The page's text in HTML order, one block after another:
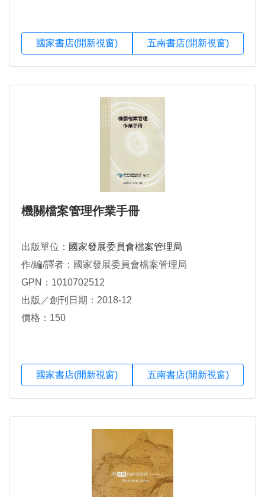
國家書店(開新視窗) 五南書店(開新視窗)
機關檔案管理作業手冊
出版單位： 國家發展委員會檔案管理局
作/編/譯者：國家發展委員會檔案管理局
GPN：1010702512
出版／創刊日期：2018-12
價格：150
國家書店(開新視窗) 五南書店(開新視窗)